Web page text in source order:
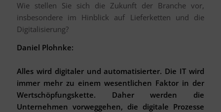
Wie stellen Sie sich die Zukunft der Branche vor,
insbesondere im Hinblick auf Lieferketten und die
Digitalisierung?
Daniel Plohnke:
Alles wird digitaler und automatisierter. Die IT wird
immer mehr zu einem wesentlichen Faktor in der
Wertschöpfungskette. Daher werden die
Unternehmen vorweggehen, die digitale Prozesse